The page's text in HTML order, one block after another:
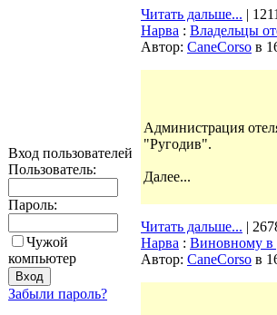
Вход пользователей
Пользователь:
Пароль:
Чужой
компьютер
Забыли пароль?
Читать дальше... |
Нарва : Владельцы
Автор: CaneCorso в
Администрация
"Ругодив".
Далее...
Читать дальше... |
Нарва : Виновному в
Автор: CaneCorso в